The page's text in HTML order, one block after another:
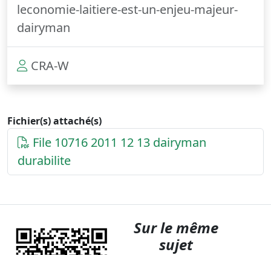
leconomie-laitiere-est-un-enjeu-majeur-
dairyman
CRA-W
Fichier(s) attaché(s)
File 10716 2011 12 13 dairyman
durabilite
Sur le même
sujet